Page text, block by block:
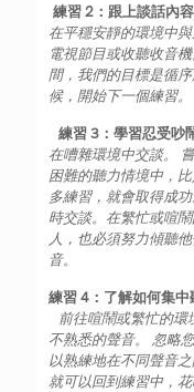
練習 2：跟上談話內容
在平穩安靜的環境中
電視節目或收聽收音
間，我們的目標是循
候，開始下一個練習。
練習 3：學習忍受吵
在嘈雜環境中交談。
困難的聽力情境中，
多練習，就會取得成
時交談。在繁忙或喧
人，也必須努力傾聽
音。
練習 4：了解如何集中
前往喧鬧或繁忙的環
不熟悉的聲音。 忽略
以熟練地在不同聲音
就可以回到練習中，